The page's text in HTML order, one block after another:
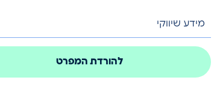
מידע שיווקי
להורדת המפרט